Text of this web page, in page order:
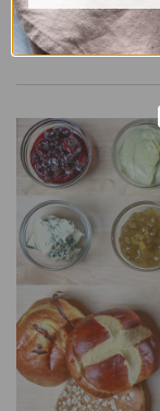
Citește